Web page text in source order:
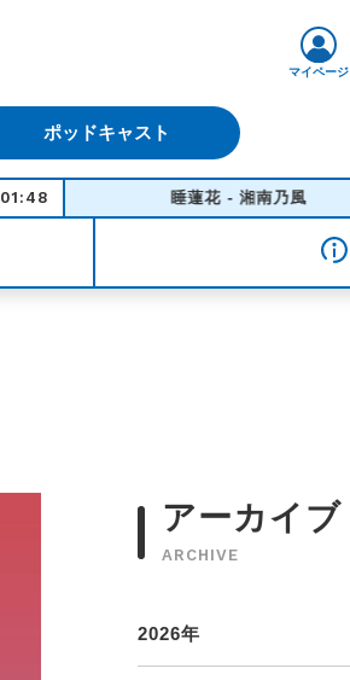
ポッドキャスト
マイページ
01:48 睡蓮花 - 湘南乃風
アーカイブ
ARCHIVE
2026年